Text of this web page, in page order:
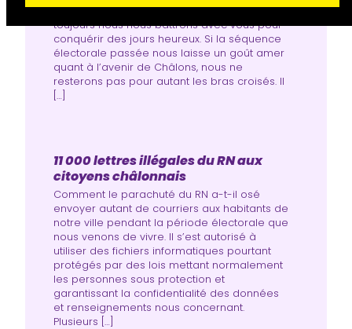
possible. Jamais nous ne nous résignerons.Et
toujours nous nous battrons avec vous pour
conquérir des jours heureux. Si la séquence
électorale passée nous laisse un goût amer
quant à l’avenir de Châlons, nous ne
resterons pas pour autant les bras croisés. Il
[…]
11 000 lettres illégales du RN aux
citoyens châlonnais
Comment le parachuté du RN a-t-il osé
envoyer autant de courriers aux habitants de
notre ville pendant la période électorale que
nous venons de vivre. Il s’est autorisé à
utiliser des fichiers informatiques pourtant
protégés par des lois mettant normalement
les personnes sous protection et
garantissant la confidentialité des données
et renseignements nous concernant.
Plusieurs […]